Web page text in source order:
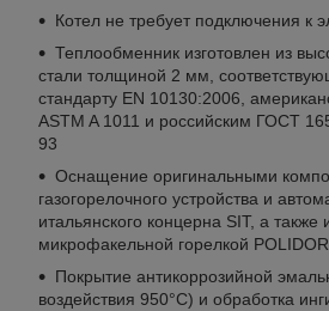
Котел не требует подключения к
Теплообменник изготовлен из
стали толщиной 2 мм,
стандарту EN 10130:2006,
ASTM A 1011 и российским ГОСТ
93
Оснащение оригинальными
газогорелочного устройства и
итальянского концерна SIT, а также
микрофакельной горелкой
Покрытие антикоррозийной
воздействия 950°С) и обработка